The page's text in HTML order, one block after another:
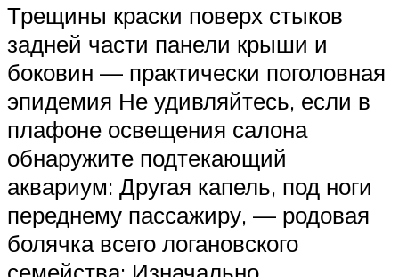
Трещины краски поверх стыков
задней части панели крыши и
боковин — практически поголовная
эпидемия Не удивляйтесь, если в
плафоне освещения салона
обнаружите подтекающий
аквариум: Другая капель, под ноги
переднему пассажиру, — родовая
болячка всего логановского